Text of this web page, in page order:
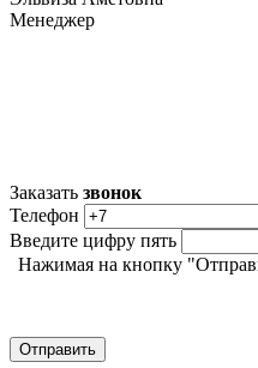
Менеджер
Заказать звонок
Телефон
Введите цифру пять
Нажимая на кнопку